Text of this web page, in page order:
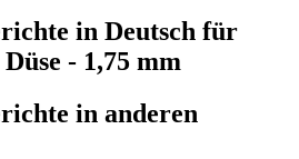
in Deutsch für
- 1,75 mm
in anderen